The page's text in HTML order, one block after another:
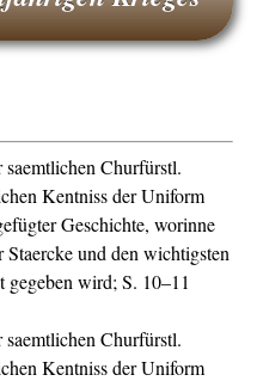
Churfürstl.
Kentniss der Uniform
Geschichte, worinne
und den wichtigsten
gegeben wird; S. 10–11
Churfürstl.
Kentniss der Uniform